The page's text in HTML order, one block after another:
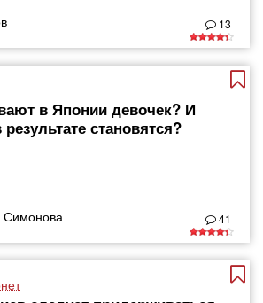
13
в Японии девочек? И
становятся?
Симонова 41